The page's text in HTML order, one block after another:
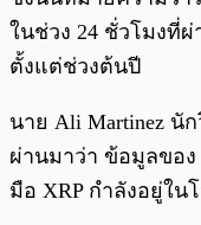
ในช่วง 24 ชั่วโมงที่
ตั้งแต่ช่วงต้นปี
นาย Ali Martinez นั
ผ่านมาว่า ข้อมูลของ
มือ XRP กำลังอยู่ใ